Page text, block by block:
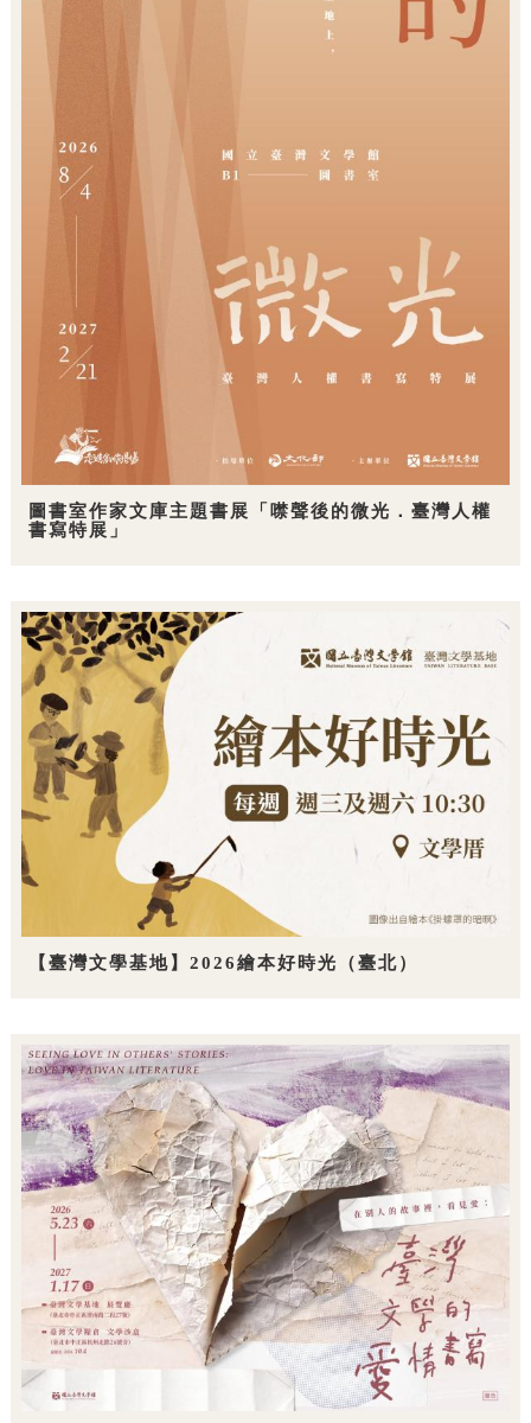
圖書室作家文庫主題書展「噤聲後的微光．臺灣人權
書寫特展」
【臺灣文學基地】2026繪本好時光（臺北）